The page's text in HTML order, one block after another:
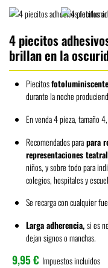
4 piecitos
brillan en la
Piecitos
durante la noche
En venda 4 pieza, tamaño
Recomendados parapara
representaciones
niños, y sobre todo para
colegios, hospitales y
Se recarga con cualquier
Larga adherencia,si es
dejan signos o manchas.
9,95 € Impuestos incluidos